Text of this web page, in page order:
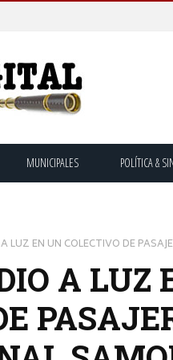
MUNICIPALES POLÍTICA &
LUZ EN UN COLECTIVO DE
A LUZ